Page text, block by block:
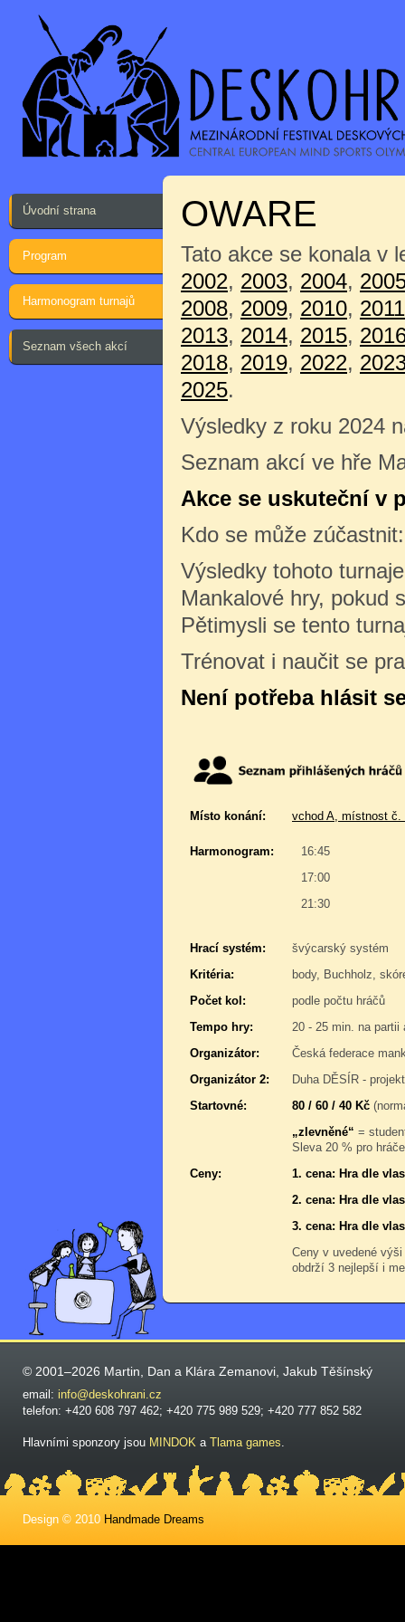
Úvodní strana
Program
Harmonogram turnajů
Seznam všech akcí
OWARE
Tato akce se konala v
2002, 2003, 2004,
2008, 2009, 2010, 2011
2013, 2014, 2015,
2018, 2019, 2022,
2025.
Výsledky z roku 2024
Seznam akcí ve hře
Akce se uskuteční v
Kdo se může
Výsledky tohoto
Mankalové hry, pokud
Pětimysli se tento
Trénovat i naučit se
Není potřeba hlásit
Místo konání: vchod A, místnost č.
Harmonogram:
16:45
17:00
21:30
Hrací systém:
švýcarský systém
Kritéria:
body, Buchholz,
Počet kol:
podle počtu hráčů
Tempo hry:
20 - 25 min. na partii
Organizátor:
Česká federace
Organizátor 2:
Duha DĚSÍR -
Startovné:
80 / 60 / 40 Kč
„zlevněné“ =
Sleva 20 % pro
Ceny:
1. cena: Hra dle
2. cena: Hra dle
3. cena: Hra dle
Ceny v uvedené
obdrží 3 nejlepší i
© 2001–2026 Martin, Dan a Klára Zemanovi, Jakub Těšínský
email: info@deskohrani.cz
telefon: +420 608 797 462; +420 775 989 529; +420 777 852 582
Hlavními sponzory jsou MINDOK a Tlama games.
Design © 2010 Handmade Dreams